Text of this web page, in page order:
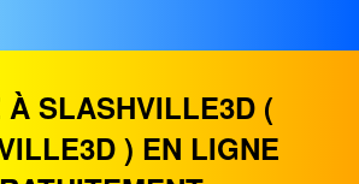
À SLASHVILLE3D (
) EN LIGNE